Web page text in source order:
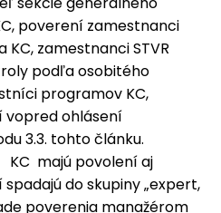
poverení zamestnanci
zamestnanci STVR
podľa osobitého
programov KC,
vopred ohlásení
3.3. tohto článku.
majú povolení aj
do skupiny „expert,
poverenia manažérom